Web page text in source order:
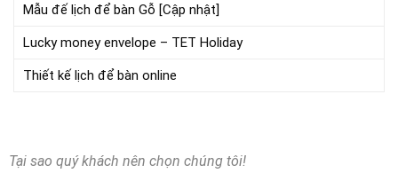
Mẫu đế lịch để bàn Gỗ [Cập nhật]
Lucky money envelope – TET Holiday
Thiết kế lịch để bàn online
Tại sao quý khách nên chọn chúng tôi!